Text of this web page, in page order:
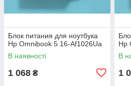
Блок питания для ноутбука
Hp Omnibook 5 16-Af1026Ua
В наявності
1 068 ₴
Hp
В
1